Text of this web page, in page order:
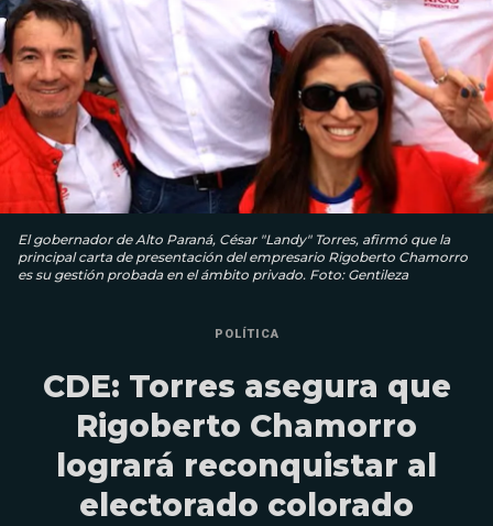
El gobernador de Alto Paraná, César "Landy" Torres, afirmó que la
principal carta de presentación del empresario Rigoberto Chamorro
es su gestión probada en el ámbito privado. Foto: Gentileza
POLÍTICA
CDE: Torres asegura que
Rigoberto Chamorro
logrará reconquistar al
electorado colorado